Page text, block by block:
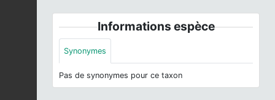
Informations espèce
Synonymes
Pas de synonymes pour ce taxon